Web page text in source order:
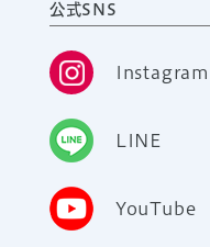
公式SNS
Instagram
LINE
YouTube